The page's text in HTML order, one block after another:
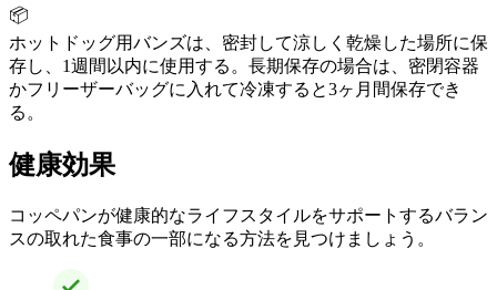
📦
ホットドッグ用バンズは、密封して涼しく乾燥した場所に保
存し、1週間以内に使用する。長期保存の場合は、密閉容器
かフリーザーバッグに入れて冷凍すると3ヶ月間保存でき
る。
健康効果
コッペパンが健康的なライフスタイルをサポートするバラン
スの取れた食事の一部になる方法を見つけましょう。